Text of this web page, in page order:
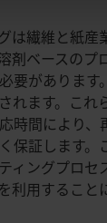
は繊維と紙産
剤ベースのプ
要があります
れます。これ
時間により、
保証します。
ィングプロセ
利用すること